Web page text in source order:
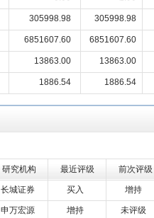
305998.98 305998.98
6851607.60 6851607.60
13863.00 13863.00
1886.54 1886.54
研究机构 最近评级 前次评级
长城证券 买入 增持
申万宏源 增持 未评级